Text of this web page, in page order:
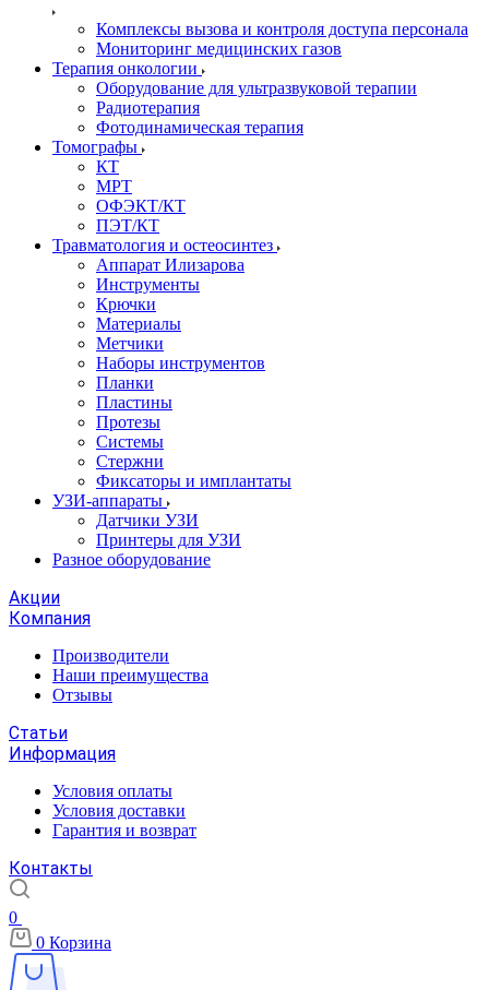
Комплексы вызова и контроля доступа персонала
Мониторинг медицинских газов
Терапия онкологии
Оборудование для ультразвуковой терапии
Радиотерапия
Фотодинамическая терапия
Томографы
КТ
МРТ
ОФЭКТ/КТ
ПЭТ/КТ
Травматология и остеосинтез
Аппарат Илизарова
Инструменты
Крючки
Материалы
Метчики
Наборы инструментов
Планки
Пластины
Протезы
Системы
Стержни
Фиксаторы и имплантаты
УЗИ-аппараты
Датчики УЗИ
Принтеры для УЗИ
Разное оборудование
Акции
Компания
Производители
Наши преимущества
Отзывы
Статьи
Информация
Условия оплаты
Условия доставки
Гарантия и возврат
Контакты
0
0 Корзина